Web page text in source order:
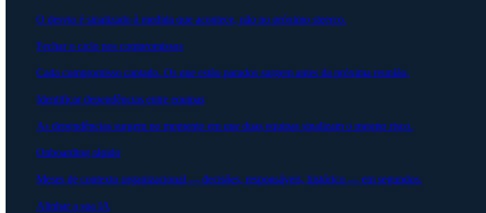
O desvio é sinalizado à medida que acontece, não no próximo steerco.
Fechar o ciclo nos compromissos
Cada compromisso captado. Os que estão parados surgem antes da próxima reunião.
Identificar dependências entre equipas
As dependências surgem no momento em que duas equipas sinalizam o mesmo risco.
Onboarding rápido
Meses de contexto organizacional — decisões, responsáveis, histórico — em segundos.
Alinhar a sua IA